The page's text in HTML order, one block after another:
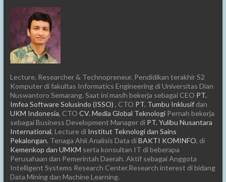
Lecture, Researcher & Technopreneur. Pendidikan terakhir S2
Komputer di fakultas Informatics Engineering di Universitas Dian
Nuswantoro Semarang. Saat ini masih bekerja sebagai CEO PT.
Imfea Software Solusindo (ISSO) , CTO PT. Tumbu Inklusifdan
UKM Indonesia, CTO CV. Media Global TeknologiPernah bekerja
sebagai Business Development Manager di PT. Yulibu Nusantara
International, Lecture di Institut Teknologi dan Sains
Pekalongan, Tenaga Ahli Analisis Data diBAKTI KOMINFO, di
Kemenkop dan UMKM serta konsultan IT di beberapa
Perusahaan dan Pemerintah Daerah. Aktif sebagai Anggota
Intelligent Systems Research Center.Research interest di bidang
Data Mining dan Machine Learning.